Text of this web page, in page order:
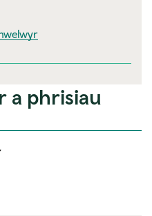
visitor information
a phrisiau